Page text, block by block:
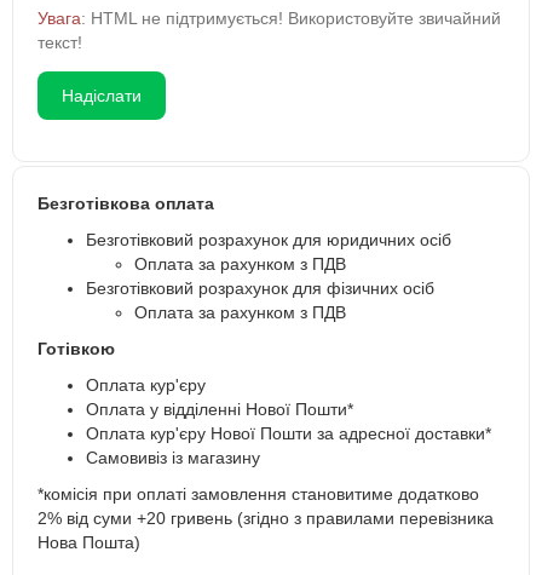
Увага: HTML не підтримується! Використовуйте звичайний
текст!
Надіслати
Безготівкова оплата
Безготівковий розрахунок для юридичних осіб
Оплата за рахунком з ПДВ
Безготівковий розрахунок для фізичних осіб
Оплата за рахунком з ПДВ
Готівкою
Оплата кур'єру
Оплата у відділенні Нової Пошти*
Оплата кур'єру Нової Пошти за адресної доставки*
Самовивіз із магазину
*комісія при оплаті замовлення становитиме додатково
2% від суми +20 гривень (згідно з правилами перевізника
Нова Пошта)